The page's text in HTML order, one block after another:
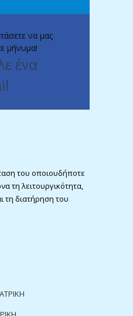
να μας
μήνυμα!
ένα
του οποιουδήποτε
τη λειτουργικότητα,
τη διατήρηση του